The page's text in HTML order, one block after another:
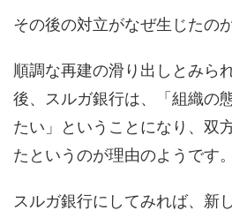
その後の対立がなぜ生じたのか
順調な再建の滑り出しとみら
後、スルガ銀行は、「組織の
たい」ということになり、双
たというのが理由のようです。
スルガ銀行にしてみれば、新